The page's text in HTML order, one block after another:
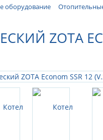
оборудование
ZOTA